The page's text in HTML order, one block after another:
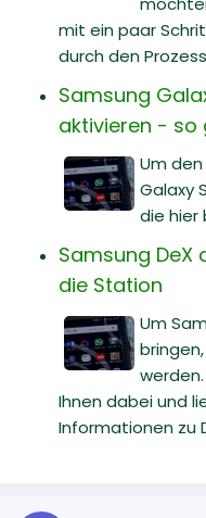
mit ein paar
durch den
Samsung
aktivieren - so
Um
Galaxy
die hier
Samsung DeX
die Station
Um
Ihnen dabei und
Informationen zu